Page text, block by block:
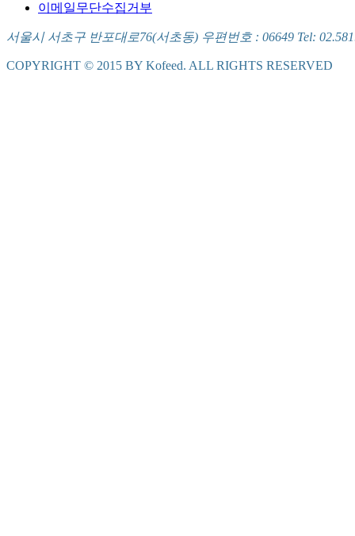
이메일무단수집거부
서울시 서초구 반포대로76(서초동) 우편번호 : 06649 Tel:
COPYRIGHT © 2015 BY Kofeed. ALL RIGHTS RESERVED